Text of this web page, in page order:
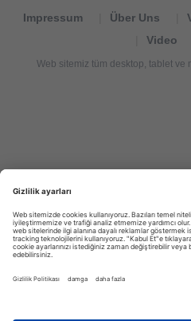
Impressum Über Uns
Video
Web sitemiz tüm desktop, tablet ve
de
Tourismus
Nachrichten,
новости